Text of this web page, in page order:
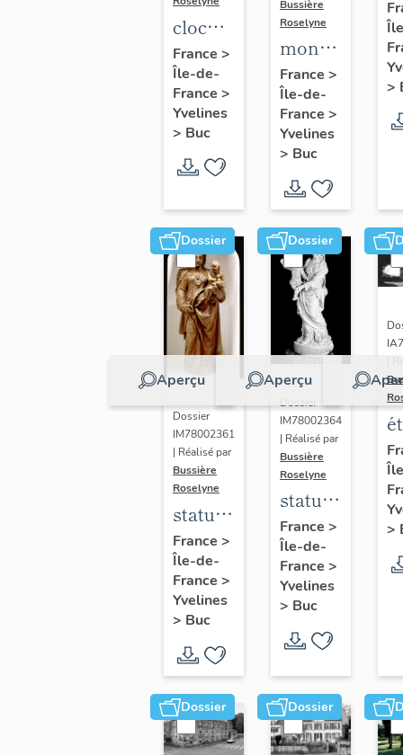
cloche
dite
Louise
Auguste
Adélaïde
France >
Île-de-
France >
Yvelines
> Buc
Bussière
Roselyne
monument
funéraire
de
Jean
Casale
France >
Île-de-
France >
Yvelines
> Buc
>
Dossier
Aperçu
Dossier
IM78002361
| Réalisé par
Bussière
Roselyne
statue :
Vierge
à
l'Enfant
(n°2)
France >
Île-de-
France >
Yvelines
> Buc
Dossier
Aperçu
Dossier
IM78002364
| Réalisé par
Bussière
Roselyne
statue :
Vierge
à
l'Enfant
(n°1)
France >
Île-de-
France >
Yvelines
> Buc
>
Dossier Dossier